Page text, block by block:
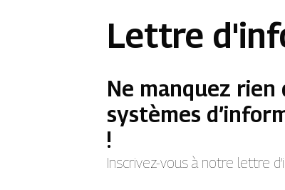
Lettre
Ne manquez rien
systèmes
!
Inscrivez-vous à notre lettre